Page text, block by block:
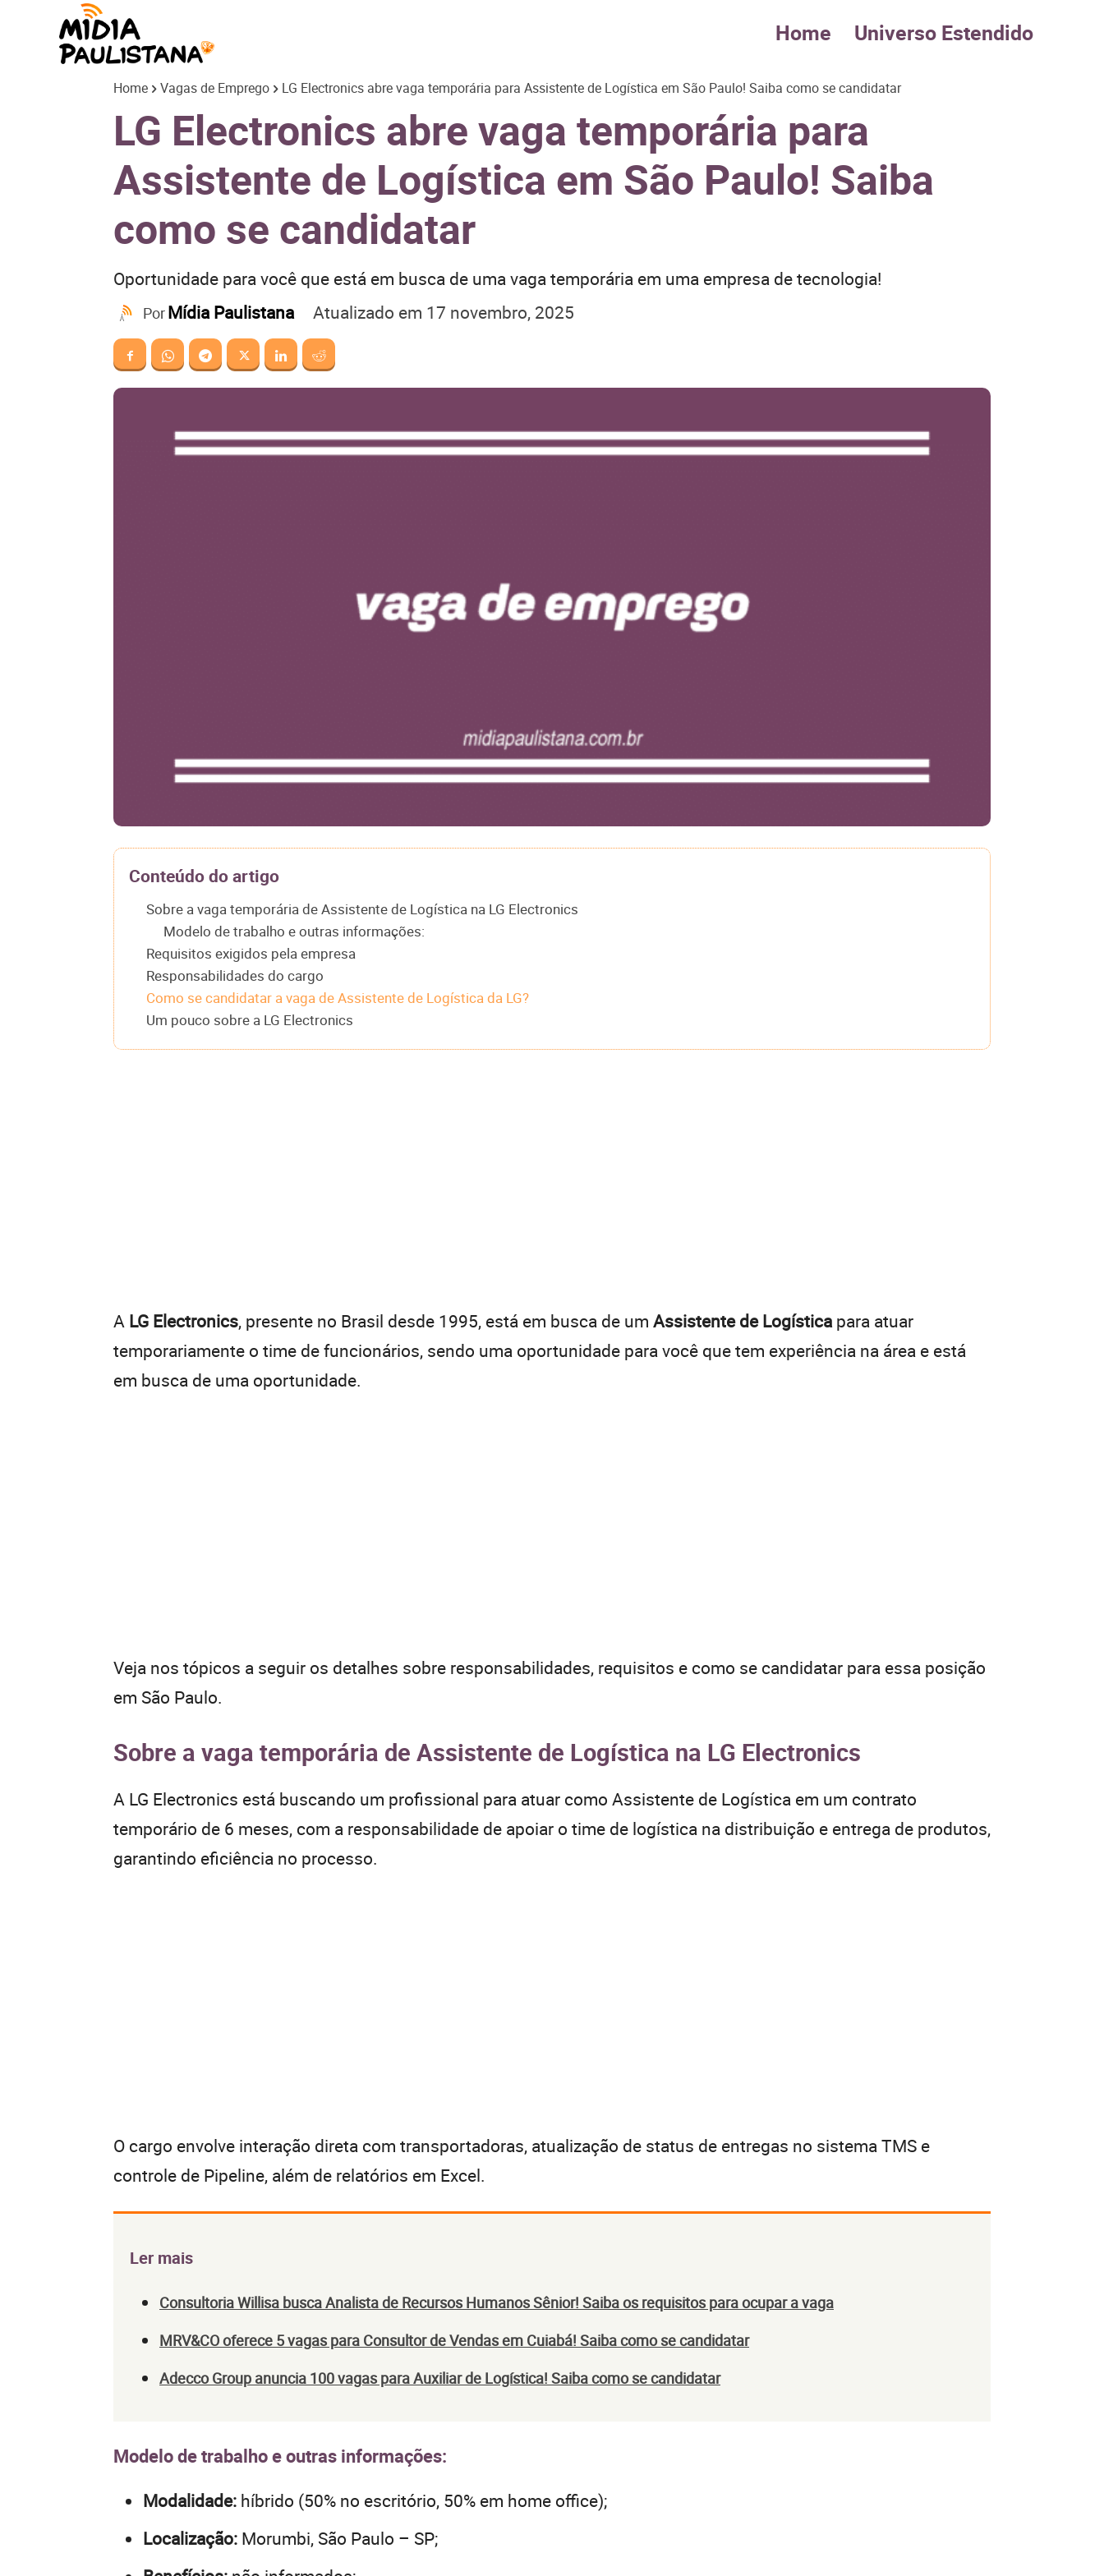
Paulistana
Home Universo Estendido
Home Vagas de Emprego LG Electronics abre vaga temporária para Assistente de Logística em São Paulo! Saiba como se candidatar
LG Electronics abre vaga temporária para
Assistente de Logística em São Paulo! Saiba
como se candidatar
Oportunidade para você que está em busca de uma vaga temporária em uma empresa de tecnologia!
PorMídia Paulistana Atualizado em 17 novembro, 2025
Conteúdo do artigo
Sobre a vaga temporária de Assistente de Logística na LG Electronics
Modelo de trabalho e outras informações:
Requisitos exigidos pela empresa
Responsabilidades do cargo
Como se candidatar a vaga de Assistente de Logística da LG?
Um pouco sobre a LG Electronics
A LG Electronics, presente no Brasil desde 1995, está em busca de um Assistente de Logísticapara atuar
temporariamente o time de funcionários, sendo uma oportunidade para você que tem experiência na área e está
em busca de uma oportunidade.
Veja nos tópicos a seguir os detalhes sobre responsabilidades, requisitos e como se candidatar para essa posição
em São Paulo.
Sobre a vaga temporária de Assistente de Logística na LG Electronics
A LG Electronics está buscando um profissional para atuar como Assistente de Logística em um contrato
temporário de 6 meses, com a responsabilidade de apoiar o time de logística na distribuição e entrega de produtos,
garantindo eficiência no processo.
O cargo envolve interação direta com transportadoras, atualização de status de entregas no sistema TMS e
controle de Pipeline, além de relatórios em Excel.
Ler mais
Consultoria Willisa busca Analista de Recursos Humanos Sênior! Saiba os requisitos para ocupar a vaga
MRV&CO oferece 5 vagas para Consultor de Vendas em Cuiabá! Saiba como se candidatar
Adecco Group anuncia 100 vagas para Auxiliar de Logística! Saiba como se candidatar
Modelo de trabalho e outras informações:
Modalidade: híbrido (50% no escritório, 50% em home office);
Localização: Morumbi, São Paulo – SP;